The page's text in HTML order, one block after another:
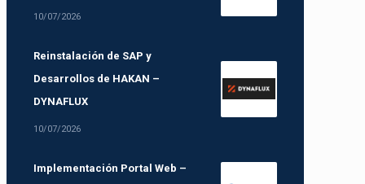
10/07/2026
Reinstalación de SAP y
Desarrollos de HAKAN –
DYNAFLUX
10/07/2026
Implementación Portal Web –